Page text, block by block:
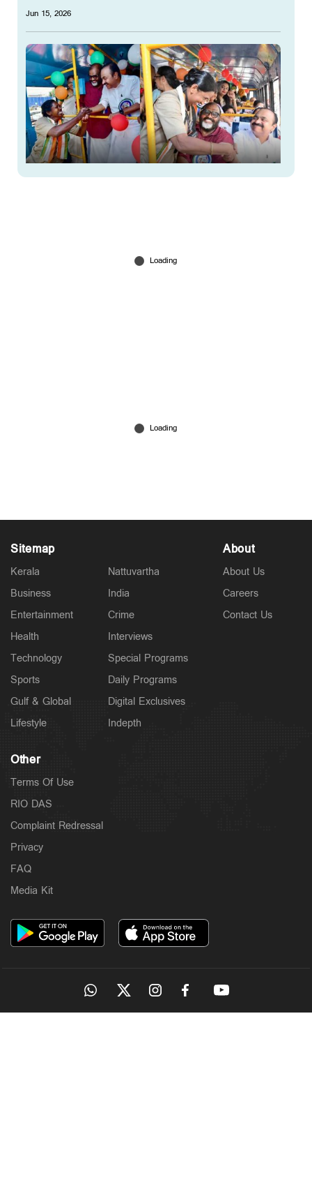
Jun 15, 2026
'സ്ത്രീകളുടെ സൗജന്യയാത്ര തടയാൻ ഓര്‍ഡിനറി
ബസുകൾ സിറ്റി ഫാസ്റ്റാക്കി?';
Sitemap
Kerala
Business
Entertainment
Health
Technology
Sports
Gulf & Global
Lifestyle
Nattuvartha
India
Crime
Interviews
Special Programs
Daily Programs
Digital Exclusives
Indepth
About
About Us
Careers
Contact Us
Other
Terms Of Use
RIO DAS
Complaint Redressal
Privacy
FAQ
Media Kit